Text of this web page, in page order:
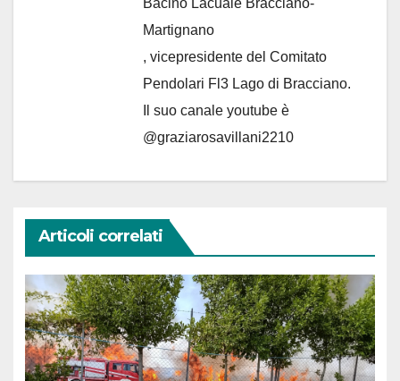
Bacino Lacuale Bracciano-
Martignano
, vicepresidente del Comitato
Pendolari Fl3 Lago di Bracciano.
Il suo canale youtube è
@graziarosavillani2210
Articoli correlati